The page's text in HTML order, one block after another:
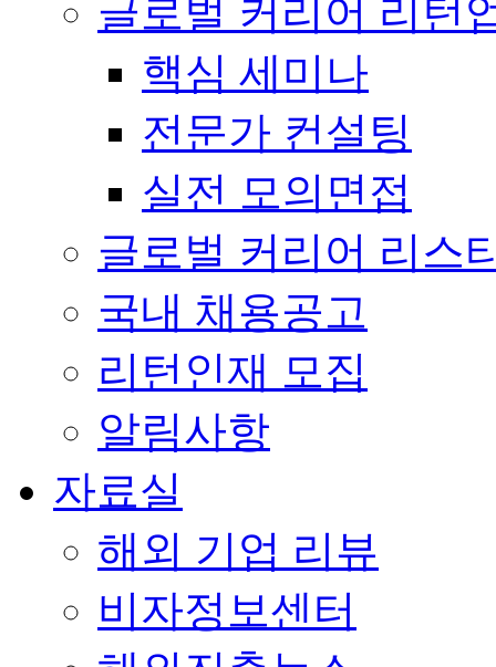
글로벌 커리어 리턴
핵심 세미나
전문가 컨설팅
실전 모의면접
글로벌 커리어 리스
국내 채용공고
리턴인재 모집
알림사항
자료실
해외 기업 리뷰
비자정보센터